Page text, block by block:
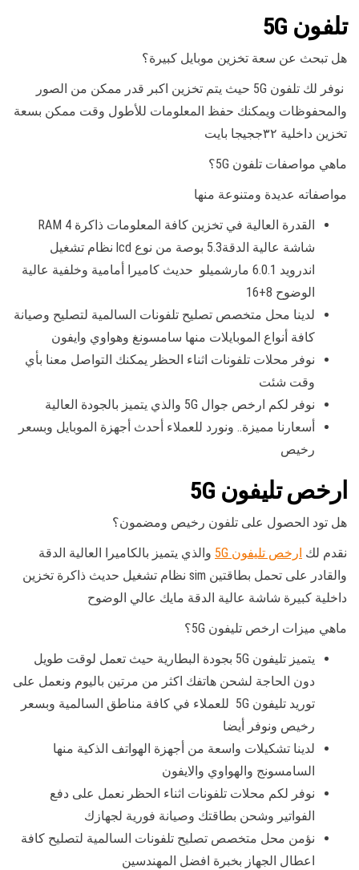
تلفون 5G
هل تبحث عن سعة تخزين موبايل كبيرة؟
نوفر لك تلفون 5G حيث يتم تخزين اكبر قدر ممكن من الصور
والمحفوظات ويمكنك حفظ المعلومات للأطول وقت ممكن بسعة
تخزين داخلية ٣٢ججيجا بايت
ماهي مواصفات تلفون 5G؟
مواصفاته عديدة ومتنوعة منها
القدرة العالية في تخزين كافة المعلومات ذاكرة RAM 4
شاشة عالية الدقة5.3 بوصة من نوع lcd نظام تشغيل
اندرويد 6.0.1 مارشميلو حديث كاميرا أمامية وخلفية عالية
الوضوح 8+16
لدينا محل متخصص تصليح تلفونات السالمية لتصليح وصيانة
كافة أنواع الموبايلات منها سامسونغ وهواوي وايفون
نوفر محلات تلفونات اثناء الحظر يمكنك التواصل معنا بأي
وقت شئت
نوفر لكم ارخص جوال 5G والذي يتميز بالجودة العالية
أسعارنا مميزة.. ونورد للعملاء أحدث أجهزة الموبايل وبسعر
رخيص
ارخص تليفون 5G
هل تود الحصول على تلفون رخيص ومضمون؟
نقدم لك ارخص تليفون 5G
والذي يتميز بالكاميرا العالية الدقة
والقادر على تحمل بطاقتين sim نظام تشغيل حديث ذاكرة تخزين
داخلية كبيرة شاشة عالية الدقة مايك عالي الوضوح
ماهي ميزات ارخص تليفون 5G؟
يتميز تليفون 5G بجودة البطارية حيث تعمل لوقت طويل
دون الحاجة لشحن هاتفك اكثر من مرتين باليوم ونعمل على
توريد تليفون 5G للعملاء في كافة مناطق السالمية وبسعر
رخيص ونوفر أيضا
لدينا تشكيلات واسعة من أجهزة الهواتف الذكية منها
السامسونج والهواوي والايفون
نوفر لكم محلات تلفونات اثناء الحظر نعمل على دفع
الفواتير وشحن بطاقتك وصيانة فورية لجهازك
نؤمن محل متخصص تصليح تلفونات السالمية لتصليح كافة
اعطال الجهاز بخبرة افضل المهندسين